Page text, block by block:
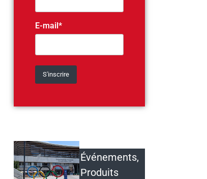
E-mail*
Événements,
Produits